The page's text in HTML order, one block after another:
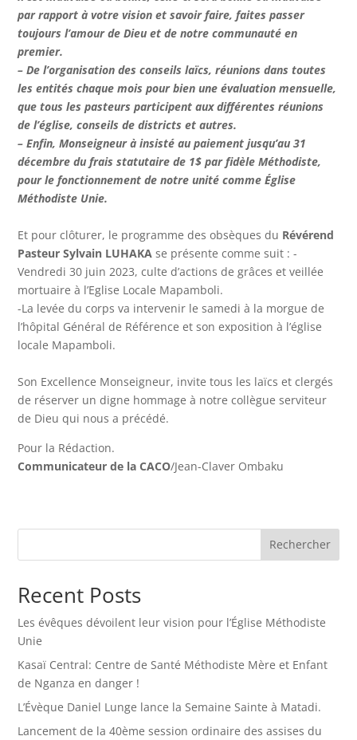
par rapport à votre vision et savoir faire, faites passer
toujours l’amour de Dieu et de notre communauté en
premier.
– De l’organisation des conseils laïcs, réunions dans toutes
les entités chaque mois pour bien une évaluation mensuelle,
que tous les pasteurs participent aux différentes réunions
de l’église, conseils de districts et autres.
– Enfin, Monseigneur à insisté au paiement jusqu’au 31
décembre du frais statutaire de 1$ par fidèle Méthodiste,
pour le fonctionnement de notre unité comme Église
Méthodiste Unie.
Et pour clôturer, le programme des obsèques du Révérend
Pasteur Sylvain LUHAKA se présente comme suit : -
Vendredi 30 juin 2023, culte d’actions de grâces et veillée
mortuaire à l’Eglise Locale Mapamboli.
-La levée du corps va intervenir le samedi à la morgue de
l’hôpital Général de Référence et son exposition à l’église
locale Mapamboli.
Son Excellence Monseigneur, invite tous les laïcs et clergés
de réserver un digne hommage à notre collègue serviteur
de Dieu qui nous a précédé.
Pour la Rédaction.
Communicateur de la CACO/Jean-Claver Ombaku
Rechercher
Recent Posts
Les évêques dévoilent leur vision pour l’Église Méthodiste
Unie
Kasaï Central: Centre de Santé Méthodiste Mère et Enfant
de Nganza en danger !
L’Évèque Daniel Lunge lance la Semaine Sainte à Matadi.
Lancement de la 40ème session ordinaire des assises du